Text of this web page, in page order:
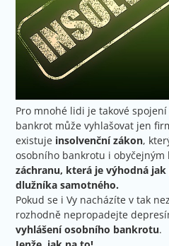
Pro mnohé lidi je takové
bankrot může vyhlašovat jen
existuje insolvenční zákon,
osobního bankrotu i obyčejným
záchranu, která je výhodná
dlužníka samotného.
Pokud se i Vy nacházíte v tak
rozhodně nepropadejte
vyhlášení osobního bankrotu.